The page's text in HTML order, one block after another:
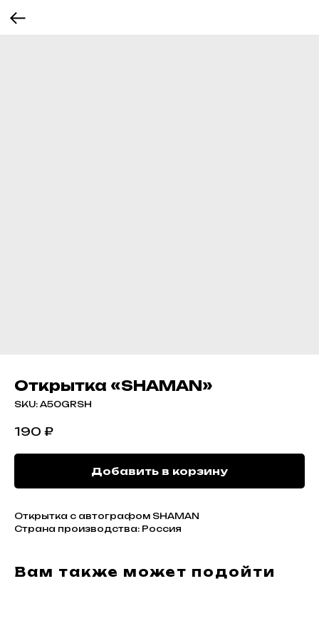
Открытка «SHAMAN»
SKU: A50GRSH
190 ₽
Добавить в корзину
Открытка с автографом SHAMAN
Страна производства: Россия
Вам также может подойти